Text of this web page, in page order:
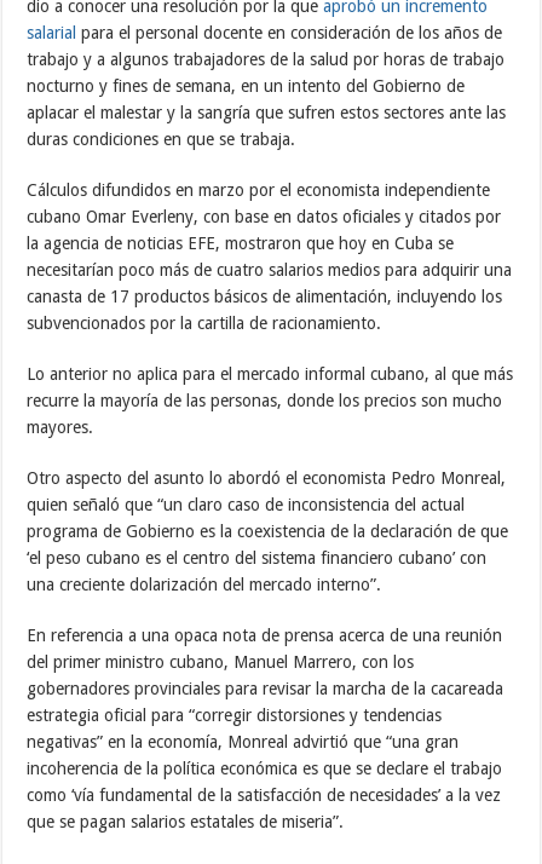
dio a conocer una resolución por la queaprobó un incremento
salarial para el personal docente en consideración de los años de
trabajo y a algunos trabajadores de la salud por horas de trabajo
nocturno y fines de semana, en un intento del Gobierno de
aplacar el malestar y la sangría que sufren estos sectores ante las
duras condiciones en que se trabaja.
Cálculos difundidos en marzo por el economista independiente
cubano Omar Everleny, con base en datos oficiales y citados por
la agencia de noticias EFE, mostraron que hoy en Cuba se
necesitarían poco más de cuatro salarios medios para adquirir una
canasta de 17 productos básicos de alimentación, incluyendo los
subvencionados por la cartilla de racionamiento.
Lo anterior no aplica para el mercado informal cubano, al que más
recurre la mayoría de las personas, donde los precios son mucho
mayores.
Otro aspecto del asunto lo abordó el economista Pedro Monreal,
quien señaló que “un claro caso de inconsistencia del actual
programa de Gobierno es la coexistencia de la declaración de que
‘el peso cubano es el centro del sistema financiero cubano’ con
una creciente dolarización del mercado interno”.
En referencia a una opaca nota de prensa acerca de una reunión
del primer ministro cubano, Manuel Marrero, con los
gobernadores provinciales para revisar la marcha de la cacareada
estrategia oficial para “corregir distorsiones y tendencias
negativas” en la economía, Monreal advirtió que “una gran
incoherencia de la política económica es que se declare el trabajo
como ‘vía fundamental de la satisfacción de necesidades’ a la vez
que se pagan salarios estatales de miseria”.